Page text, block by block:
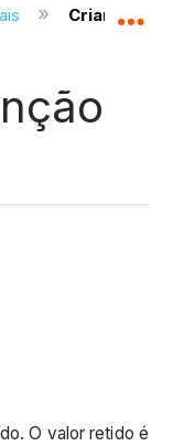
Criar uma
O valor retido é